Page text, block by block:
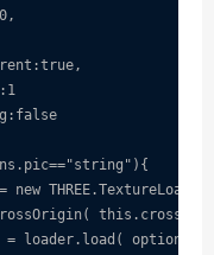
new
loader.load(